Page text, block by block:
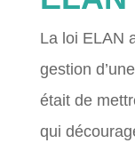
La loi ELAN
gestion
était de
qui